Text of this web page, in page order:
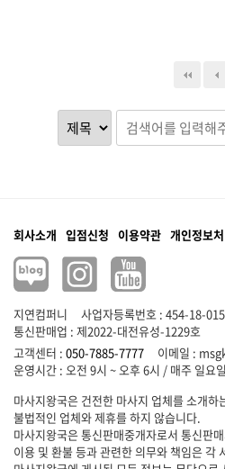
회사소개 입점신청 이용약관 개인정보
지연컴퍼니
사업자등록번호 : 454-18-
통신판매업 : 제2022-대전유성-1229호
고객센터 : 050-7885-7777 이메일 :
마사지왕국은 건전한 마사지 업체를 소개하
불법적인 업체와 제휴를 하지 않습니다.
마사지왕국은 통신판매중개자로서 통신판
이용 및 환불 등과 관련한 의무와 책임은 각